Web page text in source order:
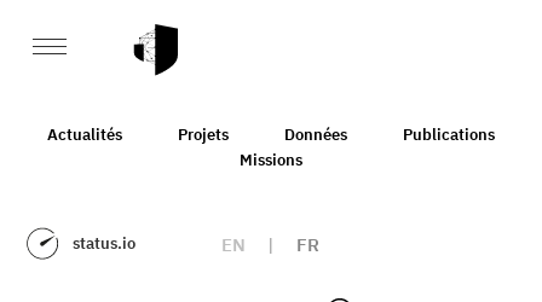
Actualités Projets Données
Publications
Missions
status.io EN | FR